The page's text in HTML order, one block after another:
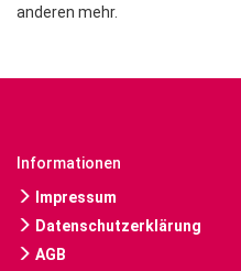
anderen mehr.
Informationen
Impressum
Datenschutzerklärung
AGB